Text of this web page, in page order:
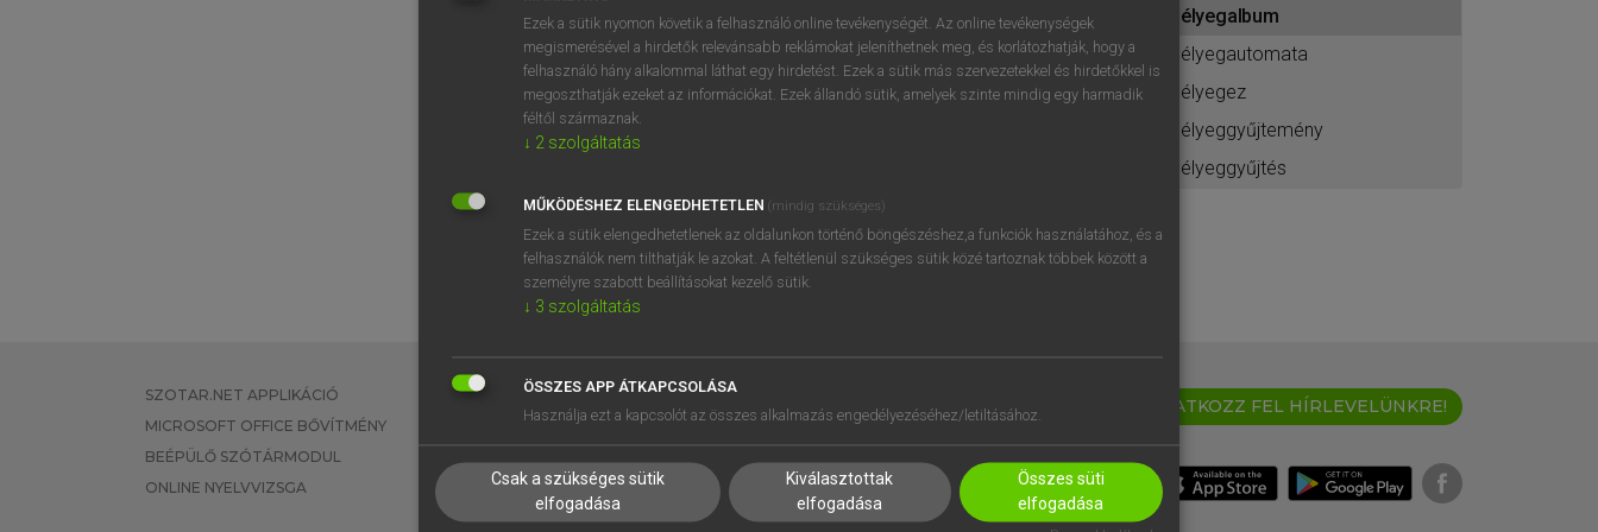
BELÉPÉS
próbaverziójának elindításához
regisztrálok ésbelépek.
REGISZTRÁCIÓ
bélyegalbum
bélyegautomata
bélyegez
bélyeggyűjtemény
bélyeggyűjtés
SZOTAR.NET APPLIKÁCIÓ
MICROSOFT OFFICE BŐVÍTMÉNY
BEÉPÜLŐ SZÓTÁRMODUL
ONLINE NYELVVIZSGA
EGYÉNI FELHASZNÁLÓKNAK
TANULÓKNAK
VÁLLALATI MEGOLDÁSOK
SÚGÓ
RÓLUNK
SÜTI BEÁLLÍTÁSOK
IRATKOZZ FEL HÍRLEVELÜNKRE!
Ezek a sütik nyomon követik a felhasználó online tevékenységét. Az online tevékenységek
megismerésével a hirdetők relevánsabb reklámokat jeleníthetnek meg, és korlátozhatják, hogy a
felhasználó hány alkalommal láthat egy hirdetést. Ezek a sütik más szervezetekkel és hirdetőkkel is
megoszthatják ezeket az információkat. Ezek állandó sütik, amelyek szinte mindig egy harmadik
féltől származnak.
↓ 2 szolgáltatás
MŰKÖDÉSHEZ ELENGEDHETETLEN (mindig szükséges)
Ezek a sütik elengedhetetlenek az oldalunkon történő böngészéshez,a funkciók használatához, és a
felhasználók nem tilthatják le azokat. A feltétlenül szükséges sütik közé tartoznak többek között a
személyre szabott beállításokat kezelő sütik.
↓ 3 szolgáltatás
ÖSSZES APP ÁTKAPCSOLÁSA
Használja ezt a kapcsolót az összes alkalmazás engedélyezéséhez/letiltásához.
Csak a szükséges sütik
elfogadása
Kiválasztottak
elfogadása
Összes süti
elfogadása